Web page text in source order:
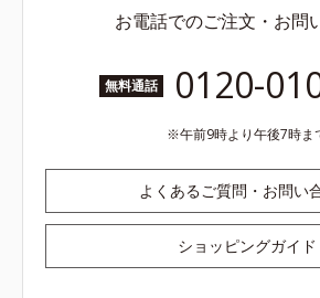
お電話でのご注文・お問
無料通話 0120-
午前9時より午後7時ま
よくあるご質問・お問い
ショッピングガイド